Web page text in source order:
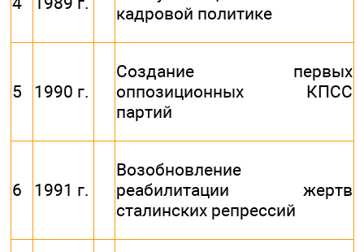
кадровой политике
5 1990 г.
Создание первых
оппозиционных КПСС
партий
6 1991 г.
Возобновление
реабилитации жертв
сталинских репрессий